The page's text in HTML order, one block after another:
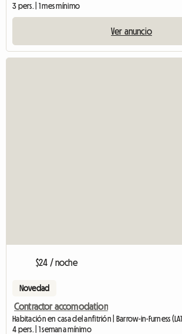
3 pers. | 1 mes mínimo
Ver anuncio
$24 / noche
Novedad
Contractor accomodation
Habitación en casa del anfitrión | Barrow-in-Furness
4 pers. | 1 semana mínimo